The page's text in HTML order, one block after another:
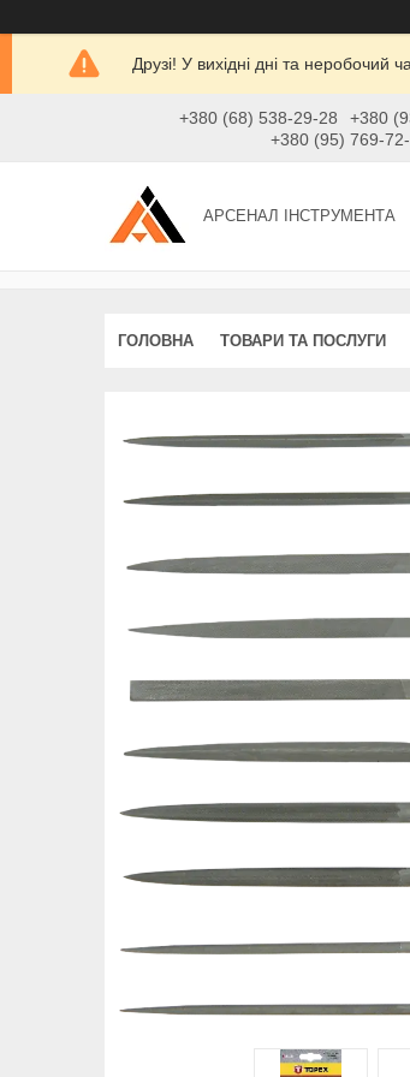
Друзі! У вихідні дні та
+380 (68) 538-29-28
+380
+380 (95) 769-
АРСЕНАЛ ІНСТРУМЕНТА
ГОЛОВНА ТОВАРИ ТА ПОСЛУГИ